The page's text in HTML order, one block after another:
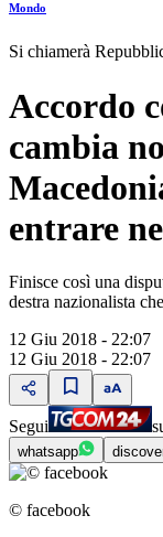
Mondo
Si chiamerà
Accordo
cambia
entrare
Finisce così una
destra nazionalista
12 Giu 2018 - 22:07
12 Giu 2018 - 22:07
Segui
whatsapp
© facebook